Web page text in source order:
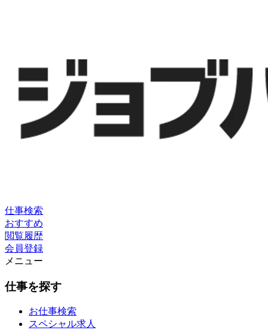
仕事検索
おすすめ
閲覧履歴
会員登録
メニュー
仕事を探す
お仕事検索
スペシャル求人